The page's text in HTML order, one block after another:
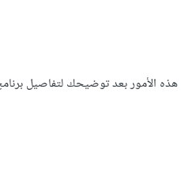
الأمور بعد توضيحك لتفاصيل